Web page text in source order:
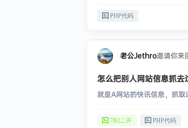
PHP代码
老公Jethro邀请你来
怎么把别人网站信息抓
就是A网站的快讯信息，抓
7B2二开 PHP代码